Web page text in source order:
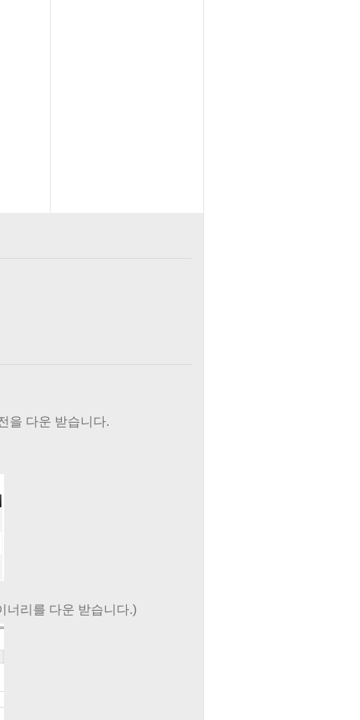
을 다운 받습니다.
너리를 다운 받습니다.)